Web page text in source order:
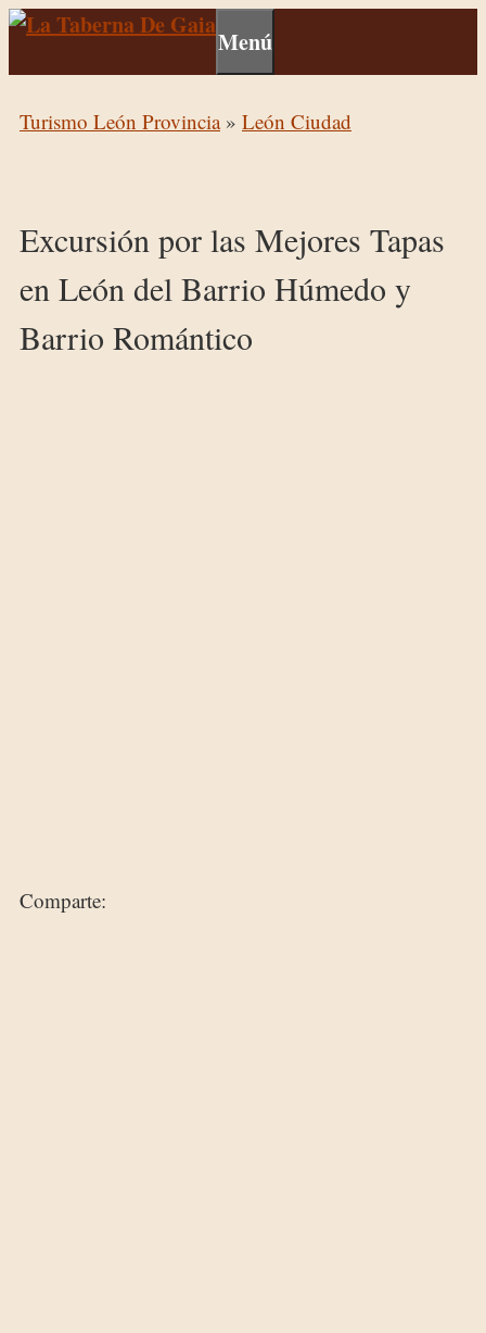
Menú
Turismo León Provincia» León Ciudad
Excursión por las Mejores Tapas
en León del Barrio Húmedo y
Barrio Romántico
Comparte: